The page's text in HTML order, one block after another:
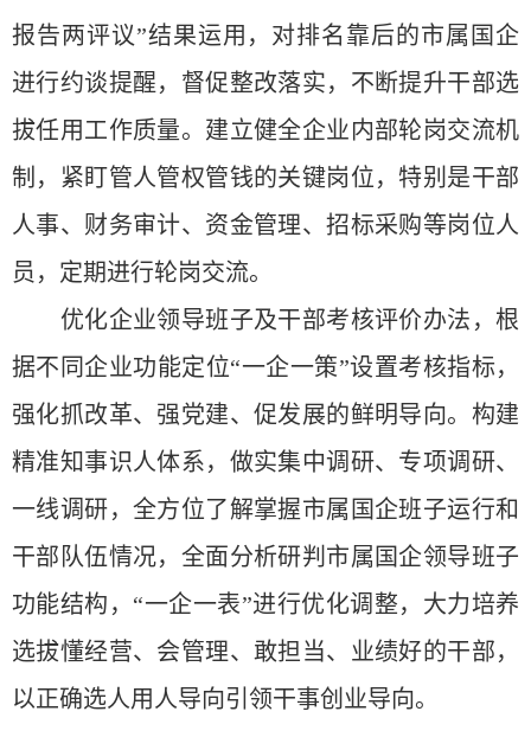
报告两评议”结果运用，对排名靠后的市属国企
进行约谈提醒，督促整改落实，不断提升干部选
拔任用工作质量。建立健全企业内部轮岗交流机
制，紧盯管人管权管钱的关键岗位，特别是干部
人事、财务审计、资金管理、招标采购等岗位人
员，定期进行轮岗交流。
优化企业领导班子及干部考核评价办法，根
据不同企业功能定位“一企一策”设置考核指标，
强化抓改革、强党建、促发展的鲜明导向。构建
精准知事识人体系，做实集中调研、专项调研、
一线调研，全方位了解掌握市属国企班子运行和
干部队伍情况，全面分析研判市属国企领导班子
功能结构，“一企一表”进行优化调整，大力培养
选拔懂经营、会管理、敢担当、业绩好的干部，
以正确选人用人导向引领干事创业导向。